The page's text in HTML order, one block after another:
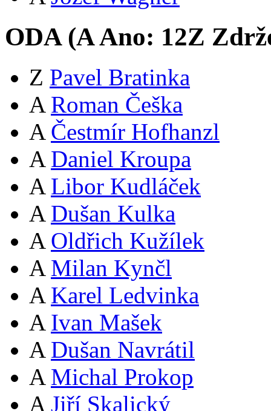
ODA (AAno: 12Z
Z Pavel Bratinka
A Roman Češka
A Čestmír Hofhanzl
A Daniel Kroupa
A Libor Kudláček
A Dušan Kulka
A Oldřich Kužílek
A Milan Kynčl
A Karel Ledvinka
A Ivan Mašek
A Dušan Navrátil
A Michal Prokop
A Jiří Skalický